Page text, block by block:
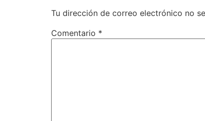
Tu dirección de correo electrónico no
Comentario *